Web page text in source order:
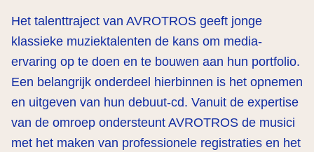
Het talenttraject van AVROTROS geeft jonge
klassieke muziektalenten de kans om media-
ervaring op te doen en te bouwen aan hun portfolio.
Een belangrijk onderdeel hierbinnen is het opnemen
en uitgeven van hun debuut-cd. Vanuit de expertise
van de omroep ondersteunt AVROTROS de musici
met het maken van professionele registraties en het